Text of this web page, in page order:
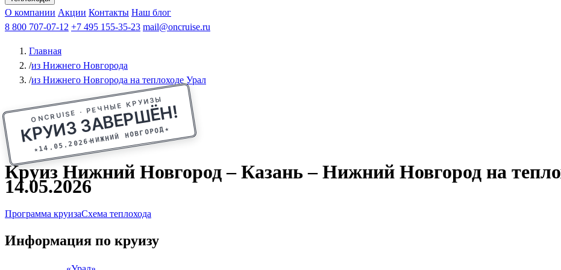
Афанасий Никитин Октябрьская революция
О компании Акции Контакты Наш блог
8 800 707-07-12 +7 495 155-35-23 mail@oncruise.ru
Главная
/из Нижнего Новгорода
/из Нижнего Новгорода на теплоходе Урал
ONCRUISE · РЕЧНЫЕ КРУИЗЫ
КРУИЗ ЗАВЕРШЁН!
★14.05.2026
НИЖНИЙ НОВГОРОД★
Круиз Нижний Новгород – Казань – Нижний Новгород на
14.05.2026
Программа круизаСхема теплохода
Информация по круизу